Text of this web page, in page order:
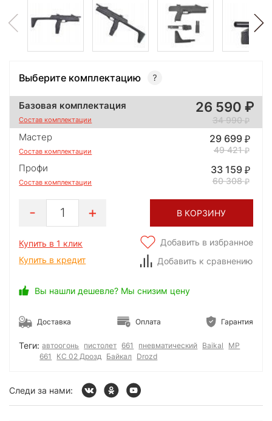
Выберите комплектацию
Базовая комплектация
Состав комплектации
26 590
34 990
Мастер
Состав комплектации
29 699
49 421
Профи
Состав комплектации
33 159
60 308
1 В КОРЗИНУ
Купить в 1 клик
Купить в кредит
Добавить в избранное
Добавить к сравнению
Вы нашли дешевле? Мы снизим цену
Доставка Оплата Гарантия
Теги: автоогонь пистолет 661 пневматический Baikal
МР
661
КС 02 Дрозд Байкал Drozd
Следи за нами: